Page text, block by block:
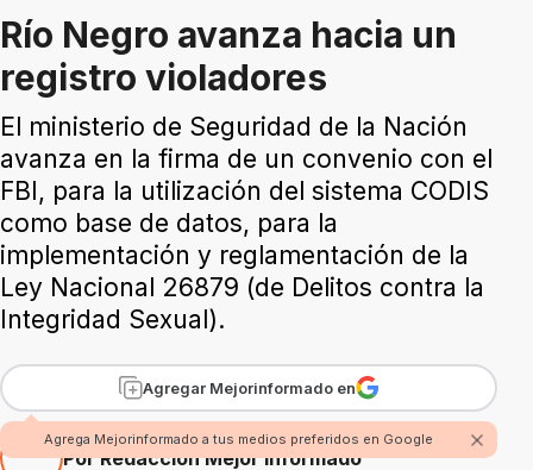
Río Negro avanza hacia un
registro violadores
El ministerio de Seguridad de la Nación
avanza en la firma de un convenio con el
FBI, para la utilización del sistema CODIS
como base de datos, para la
implementación y reglamentación de la
Ley Nacional 26879 (de Delitos contra la
Integridad Sexual).
Agregar Mejorinformado en
Agrega Mejorinformado a tus medios preferidos en Google
Por Redacción Mejor Informado